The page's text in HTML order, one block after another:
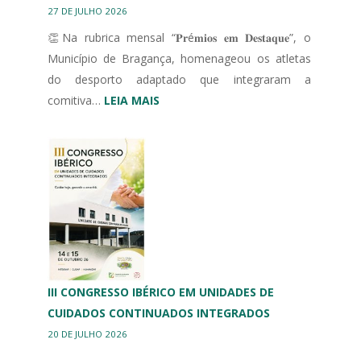
27 DE JULHO 2026
👏Na rubrica mensal “𝐏𝐫é𝐦𝐢𝐨𝐬 𝐞𝐦 𝐃𝐞𝐬𝐭𝐚𝐪𝐮𝐞”, o
Município de Bragança, homenageou os atletas
do desporto adaptado que integraram a
comitiva… LEIA MAIS:
III CONGRESSO IBÉRICO EM UNIDADES DE
CUIDADOS CONTINUADOS INTEGRADOS
20 DE JULHO 2026